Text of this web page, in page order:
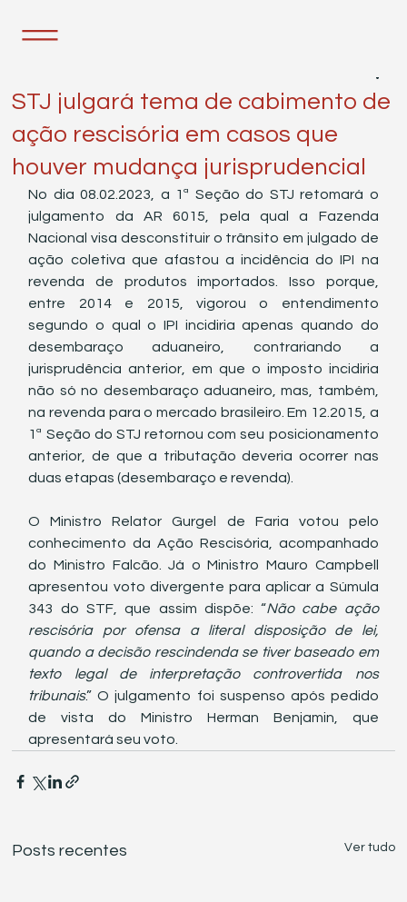
STJ julgará tema de cabimento de
ação rescisória em casos que
houver mudança jurisprudencial
No dia 08.02.2023, a 1ª Seção do STJ retomará o
julgamento da AR 6015, pela qual a Fazenda
Nacional visa desconstituir o trânsito em julgado de
ação coletiva que afastou a incidência do IPI na
revenda de produtos importados. Isso porque,
entre 2014 e 2015, vigorou o entendimento
segundo o qual o IPI incidiria apenas quando do
desembaraço aduaneiro, contrariando a
jurisprudência anterior, em que o imposto incidiria
não só no desembaraço aduaneiro, mas, também,
na revenda para o mercado brasileiro. Em 12.2015, a
1ª Seção do STJ retornou com seu posicionamento
anterior, de que a tributação deveria ocorrer nas
duas etapas (desembaraço e revenda).
O Ministro Relator Gurgel de Faria votou pelo
conhecimento da Ação Rescisória, acompanhado
do Ministro Falcão. Já o Ministro Mauro Campbell
apresentou voto divergente para aplicar a Súmula
343 do STF, que assim dispõe: “Não cabe ação
rescisória por ofensa a literal disposição de lei,
quando a decisão rescindenda se tiver baseado em
texto legal de interpretação controvertida nos
tribunais.” O julgamento foi suspenso após pedido
de vista do Ministro Herman Benjamin, que
apresentará seu voto.
Posts recentes Ver tudo